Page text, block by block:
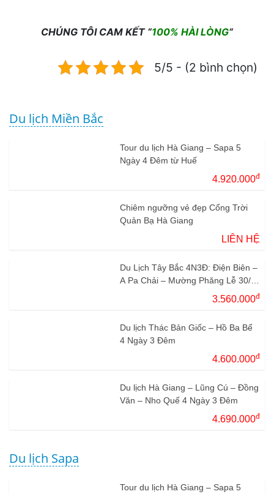
CHÚNG TÔI CAM KẾT “100% HÀI LÒNG“
5/5 - (2 bình chọn)
Du lịch Miền Bắc
Tour du lịch Hà Giang – Sapa 5
Ngày 4 Đêm từ Huế
4.920.000đ
Chiêm ngưỡng vẻ đẹp Cổng Trời
Quản Bạ Hà Giang
LIÊN HỆ
Du Lịch Tây Bắc 4N3Đ: Điện Biên –
A Pa Chải – Mường Phăng Lễ 30/4
3.560.000đ
Du lịch Thác Bản Giốc – Hồ Ba Bể
4 Ngày 3 Đêm
4.600.000đ
Du lịch Hà Giang – Lũng Cú – Đồng
Văn – Nho Quế 4 Ngày 3 Đêm
4.690.000đ
Du lịch Sapa
Tour du lịch Hà Giang – Sapa 5